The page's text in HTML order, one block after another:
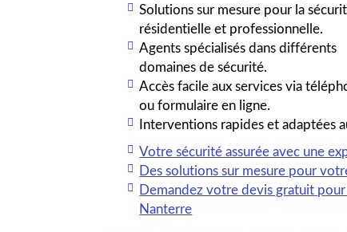
Solutions sur mesure pour la
résidentielle et professionnelle.
Agents spécialisés dans différents
domaines de sécurité.
Accès facile aux services via
ou formulaire en ligne.
Interventions rapides et adaptées
Votre sécurité assurée avec une
Des solutions sur mesure pour
Demandez votre devis gratuit
Nanterre